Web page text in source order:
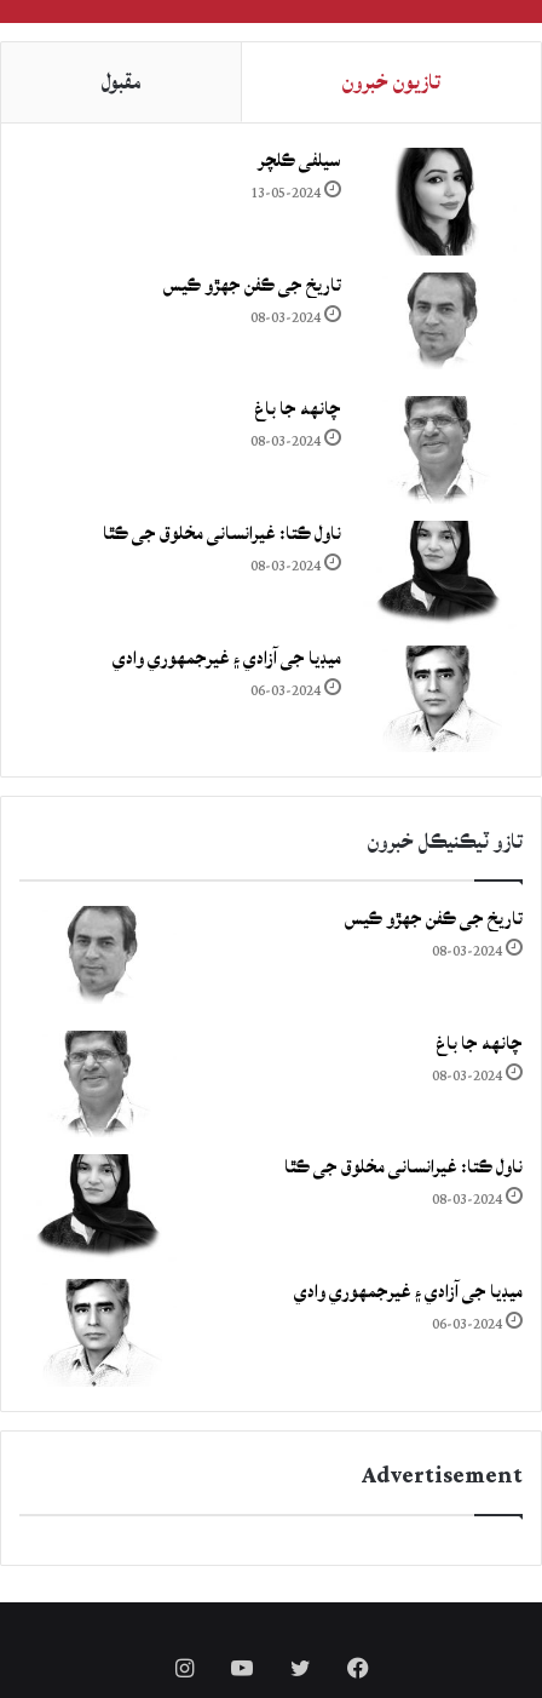
تازيون خبرون مقبول
سيلفي ڪلچر
13-05-2024
تاريخ جي ڪفن جھڙو ڪيس
08-03-2024
چانهه جا باغ
08-03-2024
ناول ڪتا: غيرانساني مخلوق جي ڪٿا
08-03-2024
ميڊيا جي آزادي ۽ غيرجمھوري وادي
06-03-2024
تازو ٽيڪنيڪل خبرون
تاريخ جي ڪفن جھڙو ڪيس
08-03-2024
چانهه جا باغ
08-03-2024
ناول ڪتا: غيرانساني مخلوق جي ڪٿا
08-03-2024
ميڊيا جي آزادي ۽ غيرجمھوري وادي
06-03-2024
Advertisement
Facebook
Twitter
YouTube